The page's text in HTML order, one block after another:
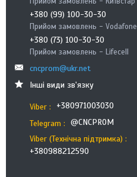
+380 (99) 100-30-30
Прийом замовлень - Vodafone
+380 (73) 100-30-30
Прийом замовлень - Lifecell
cncprom@ukr.net
Інші види зв'язку
Viber
+380971003030
Telegram
@CNCPROM
Viber (Технічна підтримка)
+380988212590